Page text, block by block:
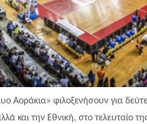
Αοράκια» φιλοξενήσουν για
και την Εθνική, στο τελευταίο